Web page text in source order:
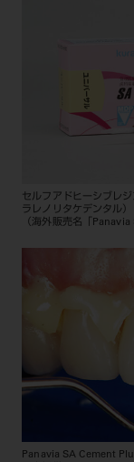
セルフアドヒーシブレ
ラレノリタケデンタル）
（海外販売名「
Panavia SA Cement